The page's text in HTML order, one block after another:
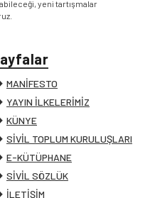
yeni tartışmalar
MANİFESTO
YAYIN İLKELERİMİZ
KÜNYE
SİVİL TOPLUM KURULUŞLARI
E-KÜTÜPHANE
SİVİL SÖZLÜK
İLETİŞİM